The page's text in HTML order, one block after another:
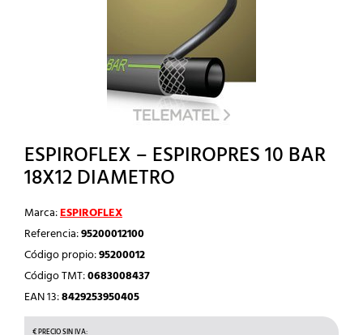
ESPIROFLEX – ESPIROPRES 10 BAR
18X12 DIAMETRO
Marca:ESPIROFLEX
Referencia:95200012100
Código propio:95200012
Código TMT:0683008437
EAN 13:8429253950405